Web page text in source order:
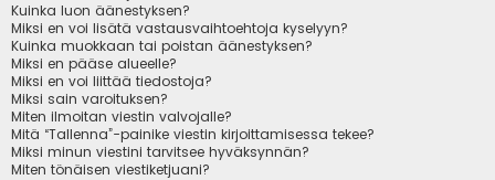
Kuinka luon äänestyksen?
Miksi en voi lisätä vastausvaihtoehtoja kyselyyn?
Kuinka muokkaan tai poistan äänestyksen?
Miksi en pääse alueelle?
Miksi en voi liittää tiedostoja?
Miksi sain varoituksen?
Miten ilmoitan viestin valvojalle?
Mitä “Tallenna”-painike viestin kirjoittamisessa tekee?
Miksi minun viestini tarvitsee hyväksynnän?
Miten tönäisen viestiketjuani?